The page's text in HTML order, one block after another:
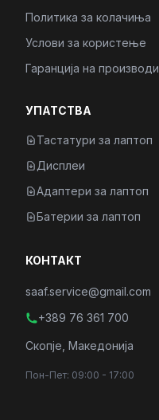
Политика за колачиња
Услови за користење
Гаранција на производи
УПАТСТВА
Тастатури за лаптоп
Дисплеи
Адаптери за лаптоп
Батерии за лаптоп
КОНТАКТ
saaf.service@gmail.com
+389 76 361 700
Скопје, Македонија
Пон-Пет: 09:00 - 17:00